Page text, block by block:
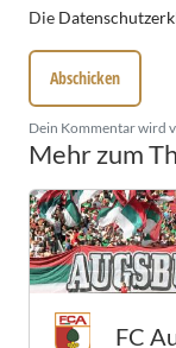
Die
Abschicken
Dein Kommentar wird
Mehr zum
FC